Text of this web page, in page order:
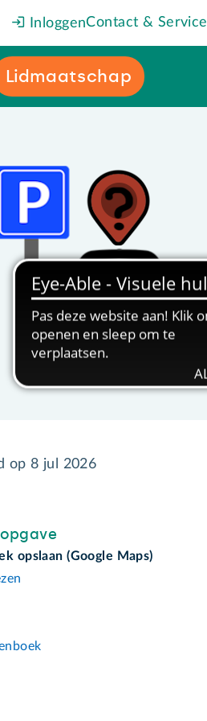
InloggenContact & Service
Lidmaatschap
op 8 jul 2026
opslaan (Google Maps)